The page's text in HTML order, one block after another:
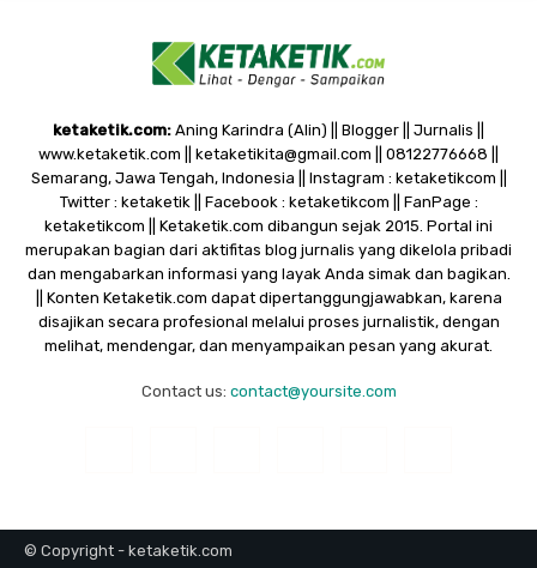
ketaketik.com: Aning Karindra (Alin) || Blogger || Jurnalis ||
www.ketaketik.com || ketaketikita@gmail.com || 08122776668 ||
Semarang, Jawa Tengah, Indonesia || Instagram : ketaketikcom ||
Twitter : ketaketik || Facebook : ketaketikcom || FanPage :
ketaketikcom || Ketaketik.com dibangun sejak 2015. Portal ini
merupakan bagian dari aktifitas blog jurnalis yang dikelola pribadi
dan mengabarkan informasi yang layak Anda simak dan bagikan.
|| Konten Ketaketik.com dapat dipertanggungjawabkan, karena
disajikan secara profesional melalui proses jurnalistik, dengan
melihat, mendengar, dan menyampaikan pesan yang akurat.
Contact us: contact@yoursite.com
© Copyright - ketaketik.com